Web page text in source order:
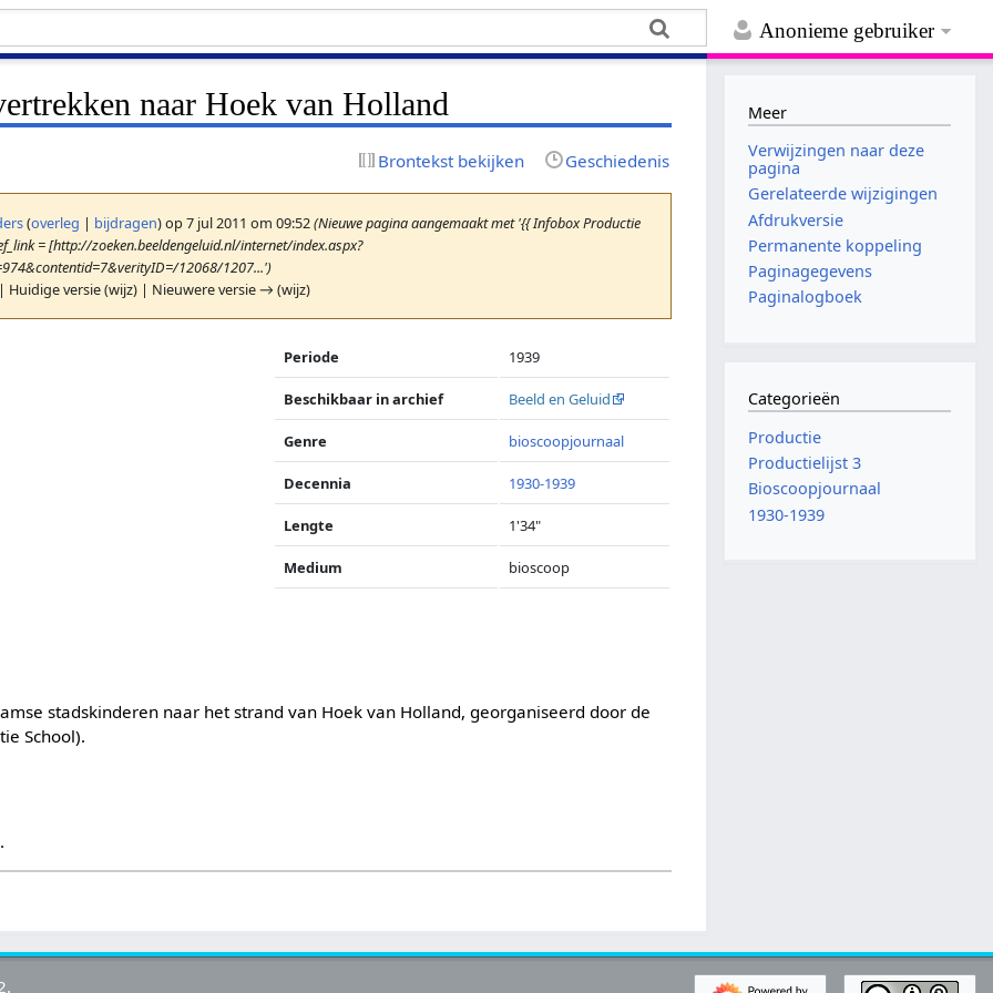
Anonieme gebruiker
naar Hoek van Holland
Brontekst bekijken Geschiedenis
(overleg | bijdragen)op 7 jul 2011 om 09:52(Nieuwe pagina aangemaakt met '{{ Infobox Productie
= [http://zoeken.beeldengeluid.nl/internet/index.aspx?
12068/1207...')
versie (wijz) | Nieuwere versie → (wijz)
Periode 1939
Beschikbaar in archief Beeld en Geluid
Genre bioscoopjournaal
Decennia 1930-1939
Lengte 1'34"
Medium bioscoop
stadskinderen naar het strand van Hoek van Holland, georganiseerd door de
School).
.
Meer
Verwijzingen naar deze
pagina
Gerelateerde wijzigingen
Afdrukversie
Permanente koppeling
Paginagegevens
Paginalogboek
Categorieën
Productie
Productielijst 3
Bioscoopjournaal
1930-1939